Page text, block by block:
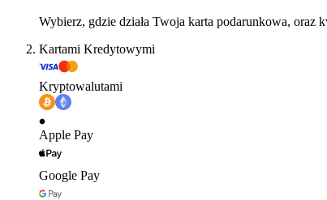
Wybierz, gdzie działa Twoja karta podarunkowa, oraz
Kartami Kredytowymi
Kryptowalutami
Apple Pay
Google Pay